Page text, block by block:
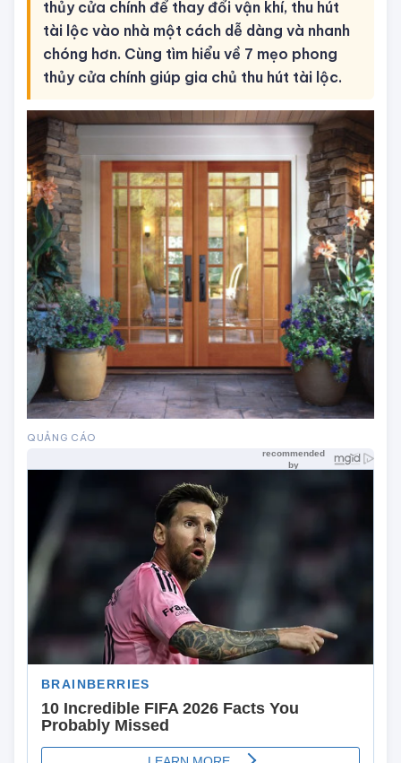
Chuyên gia phong thủy đã tiết lộ mẹo phong
thủy cửa chính để thay đổi vận khí, thu hút
tài lộc vào nhà một cách dễ dàng và nhanh
thủy cửa chính giúp gia chủ thu hút tài lộc.